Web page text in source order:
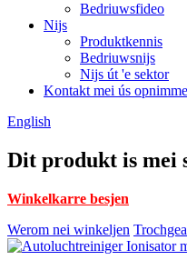
Bedriuwsfideo
Nijs
Produktkennis
Bedriuwsnijs
Nijs út 'e sektor
Kontakt mei ús opnimme
English
Dit produkt is mei
Winkelkarre besjen
Werom nei winkeljen